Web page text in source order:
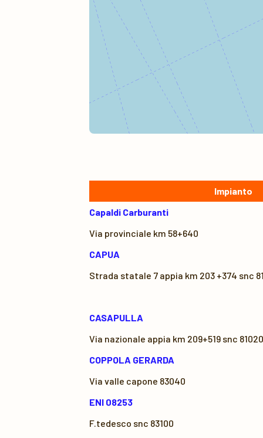
Impianto
Capaldi Carburanti
Via provinciale km 58+640
CAPUA
Strada statale 7 appia km 203 +374 snc
CASAPULLA
Via nazionale appia km 209+519 snc 81020
COPPOLA GERARDA
Via valle capone 83040
ENI 08253
F.tedesco snc 83100